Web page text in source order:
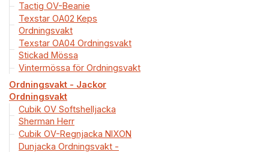
Tactig OV-Beanie
Texstar OA02 Keps
Ordningsvakt
Texstar OA04 Ordningsvakt
Stickad Mössa
Vintermössa för Ordningsvakt
Ordningsvakt - Jackor
Ordningsvakt
Cubik OV Softshelljacka
Sherman Herr
Cubik OV-Regnjacka NIXON
Dunjacka Ordningsvakt -